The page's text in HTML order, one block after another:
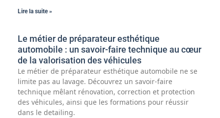
Lire la suite »
Le métier de préparateur esthétique
automobile : un savoir-faire technique au cœur
de la valorisation des véhicules
Le métier de préparateur esthétique automobile ne se
limite pas au lavage. Découvrez un savoir-faire
technique mêlant rénovation, correction et protection
des véhicules, ainsi que les formations pour réussir
dans le detailing.